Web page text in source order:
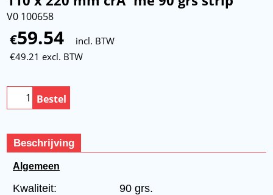
V0 100658
€59.54
incl. BTW
€49.21 excl. BTW
Bestel
Beschrijving
Algemeen
Kwaliteit:
90 grs.